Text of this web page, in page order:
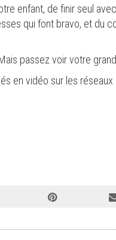
enfant, de finir seul
qui font bravo, et du
passez voir votre
en vidéo sur les